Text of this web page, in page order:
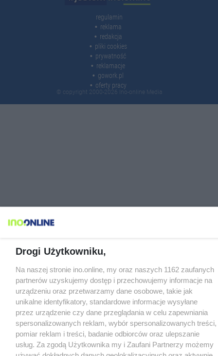
regulamin
reklama
redakcja
pliki cookies
prywatność
reklamacje
gowork.pl
oferty pracy
© copyright 2000-2026 Ino-online Media
Drogi Użytkowniku,
Na naszej stronie ino.online, my oraz naszych 1162 zaufanych
partnerów uzyskujemy dostęp i przechowujemy informacje na
urządzeniu oraz przetwarzamy dane osobowe, takie jak
unikalne identyfikatory, standardowe informacje wysyłane
przez urządzenie czy dane przeglądania w celu zapewniania
spersonalizowanych reklam, wybór spersonalizowanych treści,
pomiar reklam i treści, badanie odbiorców oraz ulepszanie
usług. Za zgodą Użytkownika my i Zaufani Partnerzy możemy